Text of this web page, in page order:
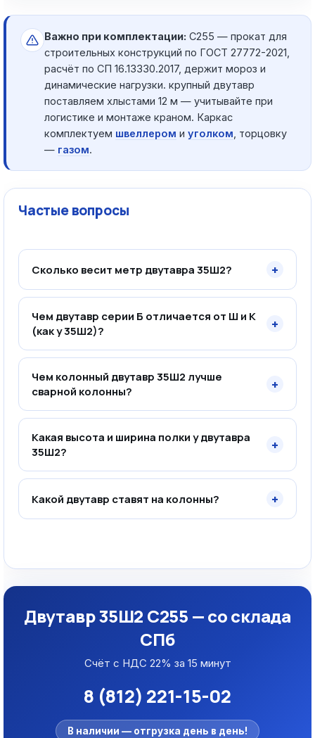
Важно при комплектации: С255 — прокат для
строительных конструкций по ГОСТ 27772-2021,
расчёт по СП 16.13330.2017, держит мороз и
динамические нагрузки. крупный двутавр
поставляем хлыстами 12 м — учитывайте при
логистике и монтаже краном. Каркас
комплектуем швеллером и уголком , торцовку
— газом.
Частые вопросы
Сколько весит метр двутавра 35Ш2? +
Чем двутавр серии Б отличается от Ш и К
(как у 35Ш2)?
+
Чем колонный двутавр 35Ш2 лучше
сварной колонны?
+
Какая высота и ширина полки у двутавра
35Ш2?
+
Какой двутавр ставят на колонны? +
Двутавр 35Ш2 С255 — со склада
СПб
Счёт с НДС 22% за 15 минут
8 (812) 221-15-02
В наличии — отгрузка день в день!